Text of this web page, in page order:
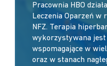
Pracownia HBO
Leczenia Oparzeń w
NFZ. Terapia
wykorzystywana jest
wspomagające w
oraz w stanach